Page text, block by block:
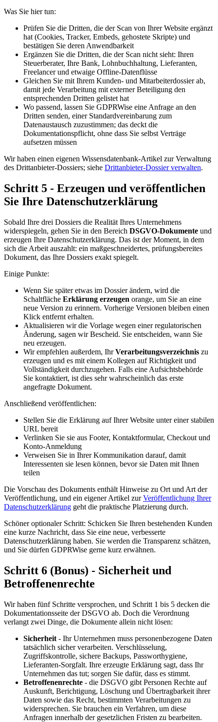
Was Sie hier tun:
Prüfen Sie die Dritten, die der Scan von Ihrer Website ergänzt
hat (Cookies, Tracker, Embeds, gehostete Skripte) und
bestätigen Sie deren Anwendbarkeit
Ergänzen Sie die Dritten, die der Scan nicht sieht: Ihren
Steuerberater, Ihre Bank, Lohnbuchhaltung, Lieferanten,
Freelancer und etwaige Offline-Datenflüsse
Gleichen Sie mit Ihrem Kunden- und Mitarbeiterdossier ab,
damit jede Verarbeitung mit externer Beteiligung den
entsprechenden Dritten gelistet hat
Wo passend, lassen Sie GDPRWise eine Anfrage an den
Dritten senden, einer Standardvereinbarung zum
Datenaustausch zuzustimmen; das deckt die
Dokumentationspflicht, ohne dass Sie selbst Verträge
aufsetzen müssen
Wir haben einen eigenen Wissensdatenbank-Artikel zur Verwaltung
des Drittanbieter-Dossiers; siehe Drittanbieter-Dossier verwalten.
Schritt 5 - Erzeugen und veröffentlichen
Sie Ihre Datenschutzerklärung
Sobald Ihre drei Dossiers die Realität Ihres Unternehmens
widerspiegeln, gehen Sie in den Bereich DSGVO-Dokumente und
erzeugen Ihre Datenschutzerklärung. Das ist der Moment, in dem
sich die Arbeit auszahlt: ein maßgeschneidertes, prüfungsbereites
Dokument, das Ihre Dossiers exakt spiegelt.
Einige Punkte:
Wenn Sie später etwas im Dossier ändern, wird die
Schaltfläche Erklärung erzeugen orange, um Sie an eine
neue Version zu erinnern. Vorherige Versionen bleiben einen
Klick entfernt erhalten.
Aktualisieren wir die Vorlage wegen einer regulatorischen
Änderung, sagen wir Bescheid. Sie entscheiden, wann Sie
neu erzeugen.
Wir empfehlen außerdem, IhrVerarbeitungsverzeichnis zu
erzeugen und es mit einem Kollegen auf Richtigkeit und
Vollständigkeit durchzugehen. Falls eine Aufsichtsbehörde
Sie kontaktiert, ist dies sehr wahrscheinlich das erste
angefragte Dokument.
Anschließend veröffentlichen:
Stellen Sie die Erklärung auf Ihrer Website unter einer stabilen
URL bereit
Verlinken Sie sie aus Footer, Kontaktformular, Checkout und
Konto-Anmeldung
Verweisen Sie in Ihrer Kommunikation darauf, damit
Interessenten sie lesen können, bevor sie Daten mit Ihnen
teilen
Die Vorschau des Dokuments enthält Hinweise zu Ort und Art der
Veröffentlichung, und ein eigener Artikel zurVeröffentlichung Ihrer
Datenschutzerklärung geht die praktische Platzierung durch.
Schöner optionaler Schritt: Schicken Sie Ihren bestehenden Kunden
eine kurze Nachricht, dass Sie eine neue, verbesserte
Datenschutzerklärung haben. Sie werden die Transparenz schätzen,
und Sie dürfen GDPRWise gerne kurz erwähnen.
Schritt 6 (Bonus) - Sicherheit und
Betroffenenrechte
Wir haben fünf Schritte versprochen, und Schritt 1 bis 5 decken die
Dokumentationsseite der DSGVO ab. Doch die Verordnung
verlangt zwei Dinge, die Dokumente allein nicht lösen:
Sicherheit - Ihr Unternehmen muss personenbezogene Daten
tatsächlich sicher verarbeiten. Verschlüsselung,
Zugriffskontrolle, sichere Backups, Passworthygiene,
Lieferanten-Sorgfalt. Ihre erzeugte Erklärung sagt, dass Ihr
Unternehmen das tut; sorgen Sie dafür, dass es stimmt.
Betroffenenrechte - die DSGVO gibt Personen Rechte auf
Auskunft, Berichtigung, Löschung und Übertragbarkeit ihrer
Daten sowie das Recht, bestimmten Verarbeitungen zu
widersprechen. Sie brauchen ein Verfahren, um diese
Anfragen innerhalb der gesetzlichen Fristen zu bearbeiten.